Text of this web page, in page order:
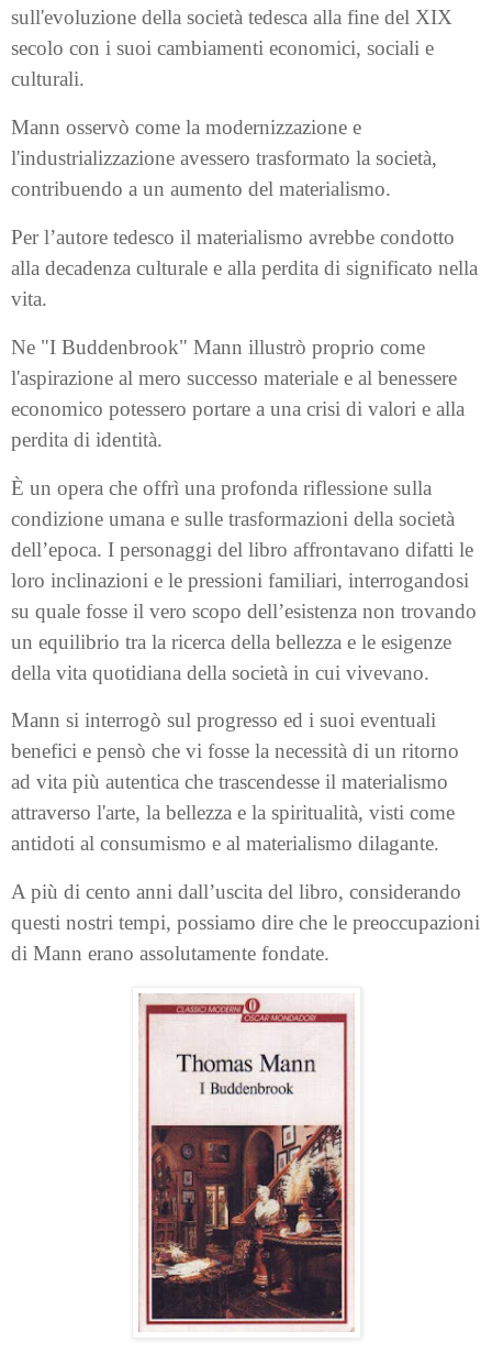
sull'evoluzione della società tedesca alla fine del XIX
secolo con i suoi cambiamenti economici, sociali e
culturali.
Mann osservò come la modernizzazione e
l'industrializzazione avessero trasformato la società,
contribuendo a un aumento del materialismo.
Per l’autore tedesco il materialismo avrebbe condotto
alla decadenza culturale e alla perdita di significato nella
vita.
Ne "I Buddenbrook" Mann illustrò proprio come
l'aspirazione al mero successo materiale e al benessere
economico potessero portare a una crisi di valori e alla
perdita di identità.
È un opera che offrì una profonda riflessione sulla
condizione umana e sulle trasformazioni della società
dell’epoca. I personaggi del libro affrontavano difatti le
loro inclinazioni e le pressioni familiari, interrogandosi
su quale fosse il vero scopo dell’esistenza non trovando
un equilibrio tra la ricerca della bellezza e le esigenze
della vita quotidiana della società in cui vivevano.
Mann si interrogò sul progresso ed i suoi eventuali
benefici e pensò che vi fosse la necessità di un ritorno
ad vita più autentica che trascendesse il materialismo
attraverso l'arte, la bellezza e la spiritualità, visti come
antidoti al consumismo e al materialismo dilagante.
A più di cento anni dall’uscita del libro, considerando
questi nostri tempi, possiamo dire che le preoccupazioni
di Mann erano assolutamente fondate.